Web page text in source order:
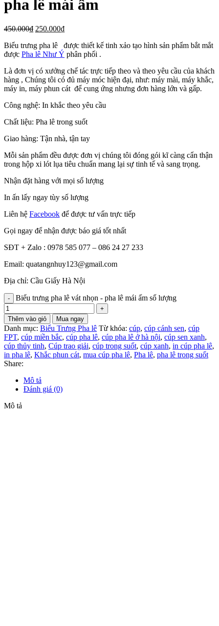
pha lê mái ấm
450.000₫ 250.000₫
Biểu trưng pha lê được thiết kế tinh xảo tạo hình sản phẩm bắt mắt
được Pha lê Như Ý phân phối .
Là đơn vị có xưởng chế tác trực tiếp theo và theo yêu cầu của khách
hàng , Chúng tôi có đủ máy móc hiện đại, như: máy mài, máy khắc,
máy in, máy phun cát để cung ứng nhưng đơn hàng lớn và gấp.
Công nghệ: In khắc theo yêu cầu
Chất liệu: Pha lê trong suốt
Giao hàng: Tận nhà, tận tay
Mỗi sản phẩm đều được đơn vị chúng tôi đóng gói kĩ càng cẩn thận
trong hộp xi lót lụa tiêu chuẩn mang lại sự tinh tế và sang trọng.
Nhận đặt hàng với mọi số lượng
In ấn lấy ngay tùy số lượng
Liên hệ Facebook để được tư vấn trực tiếp
Gọi ngay để nhận được báo giá tốt nhất
SĐT + Zalo : 0978 585 077 – 086 24 27 233
Email: quatangnhuy123@gmail.com
Địa chỉ: Cầu Giấy Hà Nội
Biểu trưng pha lê vát nhọn - pha lê mái ấm số lượng
Thêm vào giỏ Mua ngay
Danh mục: Biểu Trưng Pha lê Từ khóa: cúp, cúp cánh sen, cúp
FPT, cúp miền bắc, cúp pha lê, cúp pha lê ở hà nội, cúp sen xanh,
cúp thủy tinh, Cúp trao giải, cúp trong suốt, cúp xanh, in cúp pha lê,
in pha lê, Khắc phun cát, mua cúp pha lê, Pha lê, pha lê trong suốt
Share:
Mô tả
Đánh giá (0)
Mô tả